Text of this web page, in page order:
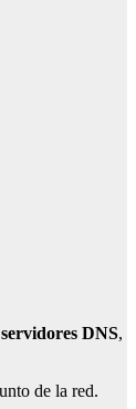
DNS,
de la red.